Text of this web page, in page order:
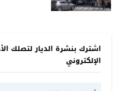
اشترك بنشرة الديار لتصلك
الإلكتروني